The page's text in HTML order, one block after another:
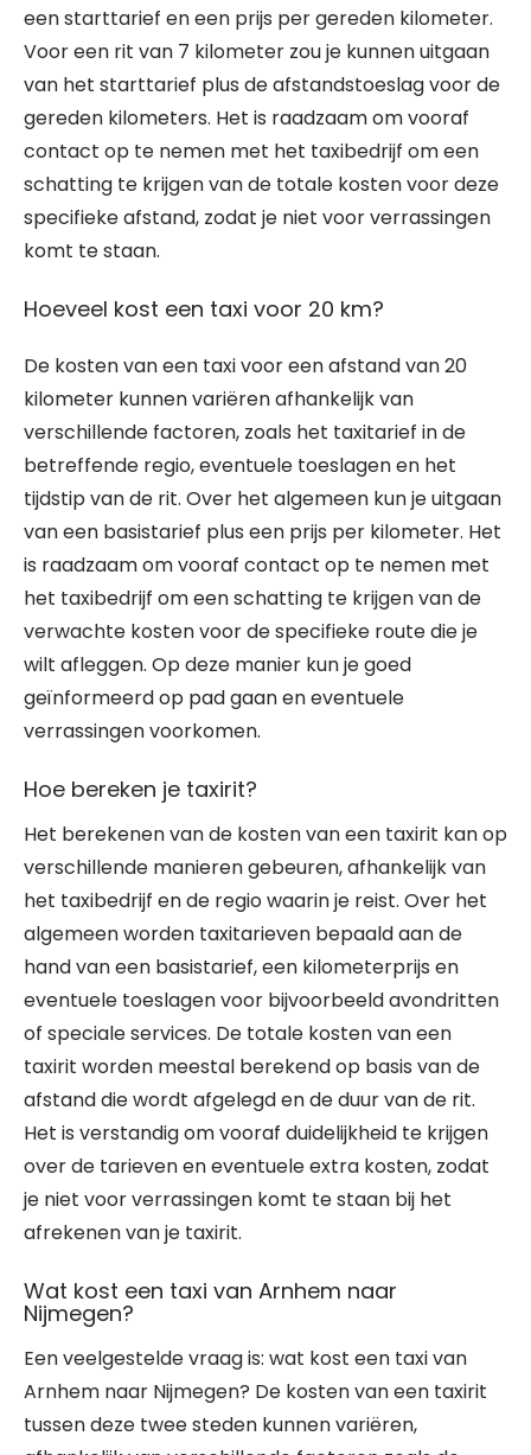
een starttarief en een prijs per gereden kilometer.
Voor een rit van 7 kilometer zou je kunnen uitgaan
van het starttarief plus de afstandstoeslag voor de
gereden kilometers. Het is raadzaam om vooraf
contact op te nemen met het taxibedrijf om een
schatting te krijgen van de totale kosten voor deze
specifieke afstand, zodat je niet voor verrassingen
komt te staan.
Hoeveel kost een taxi voor 20 km?
De kosten van een taxi voor een afstand van 20
kilometer kunnen variëren afhankelijk van
verschillende factoren, zoals het taxitarief in de
betreffende regio, eventuele toeslagen en het
tijdstip van de rit. Over het algemeen kun je uitgaan
van een basistarief plus een prijs per kilometer. Het
is raadzaam om vooraf contact op te nemen met
het taxibedrijf om een schatting te krijgen van de
verwachte kosten voor de specifieke route die je
wilt afleggen. Op deze manier kun je goed
geïnformeerd op pad gaan en eventuele
verrassingen voorkomen.
Hoe bereken je taxirit?
Het berekenen van de kosten van een taxirit kan op
verschillende manieren gebeuren, afhankelijk van
het taxibedrijf en de regio waarin je reist. Over het
algemeen worden taxitarieven bepaald aan de
hand van een basistarief, een kilometerprijs en
eventuele toeslagen voor bijvoorbeeld avondritten
of speciale services. De totale kosten van een
taxirit worden meestal berekend op basis van de
afstand die wordt afgelegd en de duur van de rit.
Het is verstandig om vooraf duidelijkheid te krijgen
over de tarieven en eventuele extra kosten, zodat
je niet voor verrassingen komt te staan bij het
afrekenen van je taxirit.
Wat kost een taxi van Arnhem naar
Nijmegen?
Een veelgestelde vraag is: wat kost een taxi van
Arnhem naar Nijmegen? De kosten van een taxirit
tussen deze twee steden kunnen variëren,